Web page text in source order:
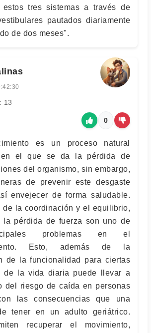
estos tres sistemas a través de
pautados diariamente
de dos meses".
13
0
es un proceso natural
en el que se da la pérdida de
del organismo, sin embargo,
de prevenir este desgaste
envejecer de forma saludable.
de la coordinación y el equilibrio,
la pérdida de fuerza son uno de
problemas en el
Esto, además de la
de la funcionalidad para ciertas
de la vida diaria puede llevar a
del riesgo de caída en personas
las consecuencias que una
tener en un adulto geriátrico.
recuperar el movimiento,